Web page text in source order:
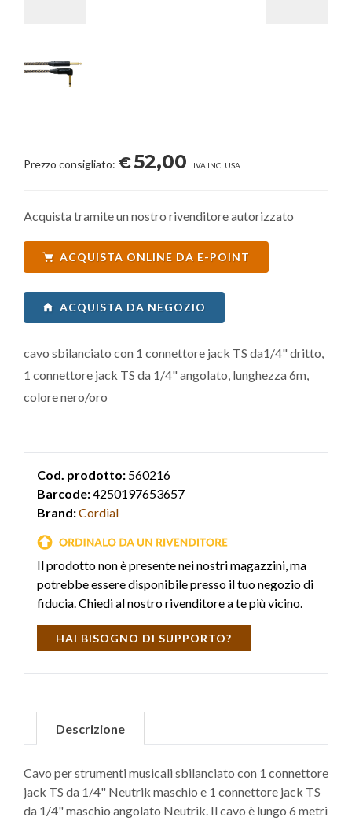
Prezzo consigliato: €52,00 IVA INCLUSA
Acquista tramite un nostro rivenditore autorizzato
ACQUISTA ONLINE DA E-POINT
ACQUISTA DA NEGOZIO
cavo sbilanciato con 1 connettore jack TS da1/4" dritto,
1 connettore jack TS da 1/4" angolato, lunghezza 6m,
colore nero/oro
Cod. prodotto: 560216
Barcode:4250197653657
Brand:Cordial
Il prodotto non è presente nei nostri magazzini, ma
potrebbe essere disponibile presso il tuo negozio di
fiducia. Chiedi al nostro rivenditore a te più vicino.
HAI BISOGNO DI SUPPORTO?
Descrizione
Cavo per strumenti musicali sbilanciato con 1 connettore
jack TS da 1/4" Neutrik maschio e 1 connettore jack TS
da 1/4" maschio angolato Neutrik. Il cavo è lungo 6 metri